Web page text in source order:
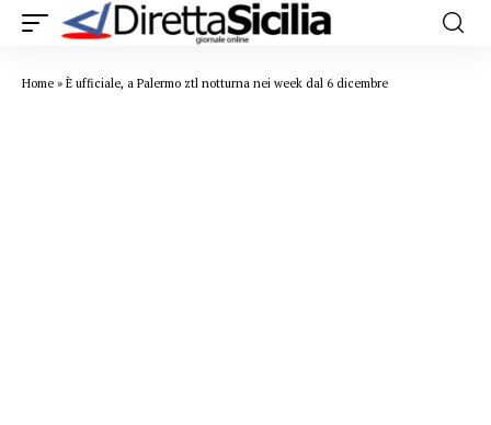
Home » È ufficiale, a Palermo ztl notturna nei week dal 6 dicembre